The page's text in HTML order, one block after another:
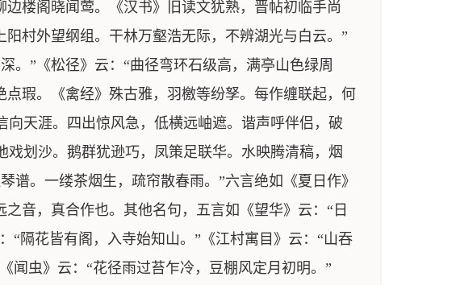
楼阁晓闻莺。《汉书》旧读文犹熟，晋帖初临手尚
村外望纲组。干林万壑浩无际，不辨湖光与白云。”
。”《松径》云：“曲径弯环石级高，满亭山色绿周
瑕。《禽经》殊古雅，羽檄等纷孥。每作缠联起，何
天涯。四出惊风急，低横远岫遮。谐声呼伴侣，破
划沙。鹅群犹逊巧，凤策足联华。水映腾清稿，烟
。一缕茶烟生，疏帘散春雨。”六言绝如《夏日作》
音，真合作也。其他名句，五言如《望华》云：“日
“隔花皆有阁，入寺始知山。”《江村寓目》云：“山吞
闻虫》云：“花径雨过苔乍冷，豆棚风定月初明。”